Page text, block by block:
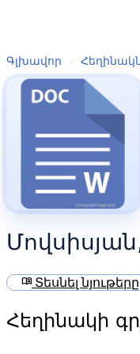
Գլխավոր ›
menu_book Տեսնել նյութերը
Հեղինակի